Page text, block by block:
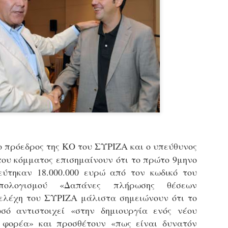
πρόεδρος της ΚΟ του ΣΥΡΙΖΑ και ο υπεύθυνος
κόμματος επισημαίνουν ότι το πρώτο 9μηνο
18.000.000 ευρώ από τον κωδικό του
«Δαπάνες πλήρωσης θέσεων
του ΣΥΡΙΖΑ μάλιστα σημειώνουν ότι το
αντιστοιχεί «στην δημιουργία ενός νέου
φορέα» και προσθέτουν «πως είναι δυνατόν
είναι έτοιμοι να
Στο πλαίσιο της
ολοκαίνουργια
τις περιπολίες και τις
στελεχών της υπηρεσίας.
Απολογισμός των
ελέγχων σε ιδιοκτήτες
JUN
Δημοτική Αστυνομία
Θεσσαλονίκης: Ένταση